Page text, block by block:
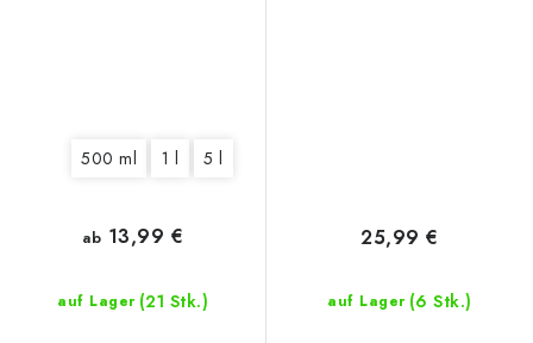
500 ml 1 l 5 l
auf Lager (21 Stk.)
ab 13,99 €
auf Lager (6 Stk.)
25,99 €